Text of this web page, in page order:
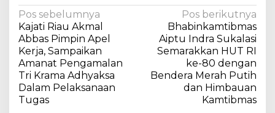
N
a
v
i
g
a
Pos sebelumnya
Kajati Riau Akmal
Abbas Pimpin Apel
Kerja, Sampaikan
Amanat Pengamalan
Tri Krama Adhyaksa
Dalam Pelaksanaan
Tugas
Pos berikutnya
Bhabinkamtibmas
Aiptu Indra Sukalasi
Semarakkan HUT RI
ke-80 dengan
Bendera Merah Putih
dan Himbauan
Kamtibmas